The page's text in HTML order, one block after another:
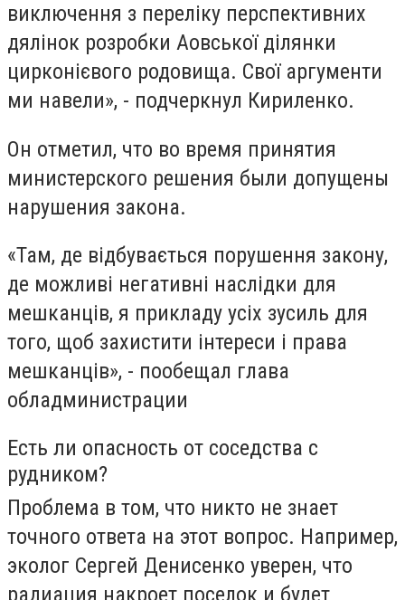
виключення з переліку перспективних
дялінок розробки Аовської ділянки
цирконієвого родовища. Свої аргументи
ми навели», - подчеркнул Кириленко.
Он отметил, что во время принятия
министерского решения были допущены
нарушения закона.
«Там, де відбувається порушення закону,
де можливі негативні наслідки для
мешканців, я прикладу усіх зусиль для
того, щоб захистити інтереси і права
мешканців», - пообещал глава
обладминистрации
Есть ли опасность от соседства с
рудником?
Проблема в том, что никто не знает
точного ответа на этот вопрос. Например,
эколог Сергей Денисенко уверен, что
радиация накроет поселок и будет